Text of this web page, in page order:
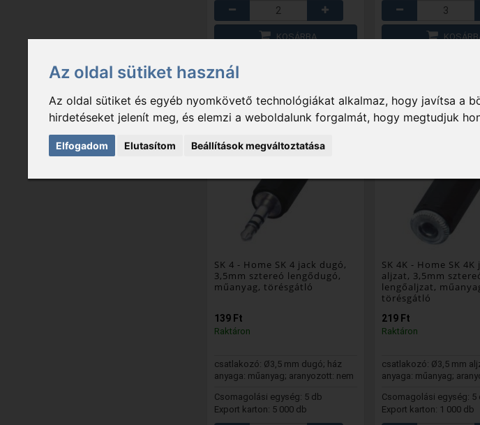
Az oldal sütiket használ
Az oldal sütiket és egyéb nyomkövető technológiákat alkalmaz, hogy javítsa a
hirdetéseket jelenít meg, és elemzi a weboldalunk forgalmát, hogy megtudjuk
Elfogadom Elutasítom Beállítások megváltoztatása
KOSÁRBA
SK 4 - Home SK 4 jack dugó,
3,5mm sztereó lengődugó,
műanyag, törésgátló
139 Ft
Raktáron
csatlakozó: Ø3,5 mm dugó; ház
anyaga: műanyag; aranyozott: nem
Csomagolási egység: 5 db
Export karton: 5 000 db
SK 4K - Home SK 4K
aljzat, 3,5mm
lengőaljzat,
törésgátló
219 Ft
Raktáron
csatlakozó: Ø3,5 mm
anyaga: műanyag;
Csomagolási egység: 5
Export karton: 1 000 db